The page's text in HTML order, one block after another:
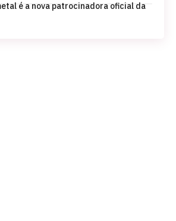
é a nova patrocinadora oficial da